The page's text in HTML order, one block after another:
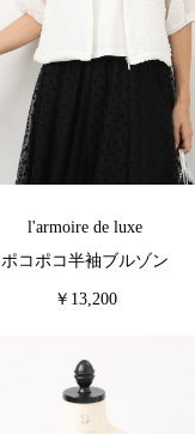
l'armoire de luxe
ポコポコ半袖ブルゾン
￥13,200